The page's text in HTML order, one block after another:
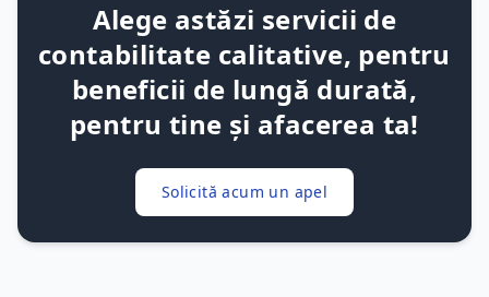
Alege astăzi servicii de
contabilitate calitative, pentru
beneficii de lungă durată,
pentru tine și afacerea ta!
Solicită acum un apel